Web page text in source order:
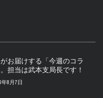
お届けする「今週のコラ
担当は武本支局長です！
年8月7日